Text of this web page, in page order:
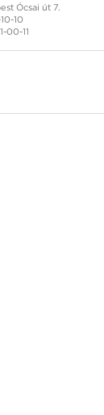
Ócsai út 7.
10
00-11